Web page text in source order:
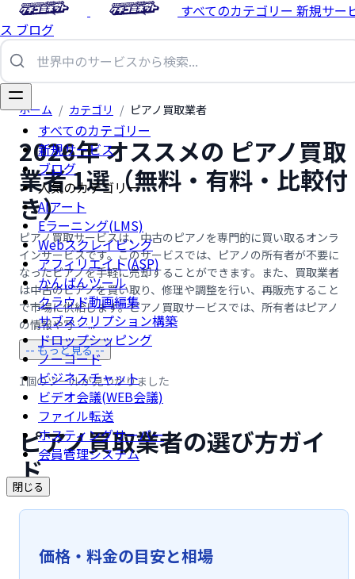
すべてのカテゴリー 新規サー
ス ブログ
すべてのカテゴリー
新規サービス
ブログ
人気のカテゴリー
AIアート
Eラーニング(LMS)
Webスクレイピング
アフィリエイト(ASP)
かんばんツール
クラウド動画編集
サブスクリプション構築
ドロップシッピング
ノーコード
ビジネスチャット
ビデオ会議(WEB会議)
ファイル転送
ホスティングサーバー
会員管理システム
閉じる
ホーム / カテゴリ / ピアノ買取業者
2026年 オススメの ピアノ買取
業者 1選（無料・有料・比較付
き）
ピアノ買取サービスは、中古のピアノを専門的に買い取るオンラ
インサービスです。このサービスでは、ピアノの所有者が不要に
なったピアノを手軽に売却することができます。また、買取業者
は中古のピアノを買い取り、修理や調整を行い、再販売すること
で市場に供給します。ピアノ買取サービスでは、所有者はピアノ
の情報や写 …...
-- もっと見る --
1個のツールが見つかりました
ピアノ買取業者の選び方ガイ
ド
価格・料金の目安と相場